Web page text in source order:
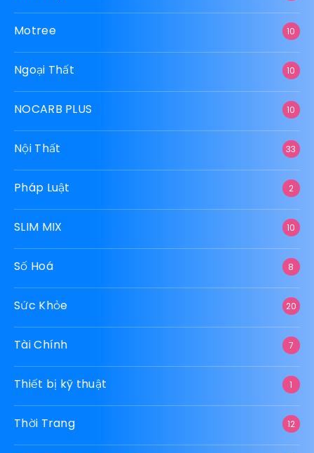
Motree 10
Ngoại Thất 10
NOCARB PLUS 10
Nội Thất 33
Pháp Luật 2
SLIM MIX 10
Số Hoá 8
Sức Khỏe 20
Tài Chính 7
Thiết bị kỹ thuật 1
Thời Trang 12